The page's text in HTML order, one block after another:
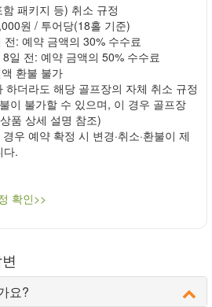
패키지 등) 취소 규정
원 / 투어당(18홀 기준)
: 예약 금액의 30% 수수료
일 전: 예약 금액의 50% 수수료
환불 불가
하더라도 해당 골프장의 자체 취소 규정
이 불가할 수 있으며, 이 경우 골프장
품 상세 설명 참조)
우 예약 확정 시 변경·취소·환불이 제
다.
확인>>
요?